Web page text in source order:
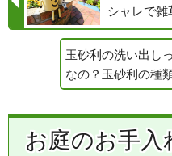
シャレで
玉砂利の洗い出し
なの？玉砂利の種
お庭のお手入